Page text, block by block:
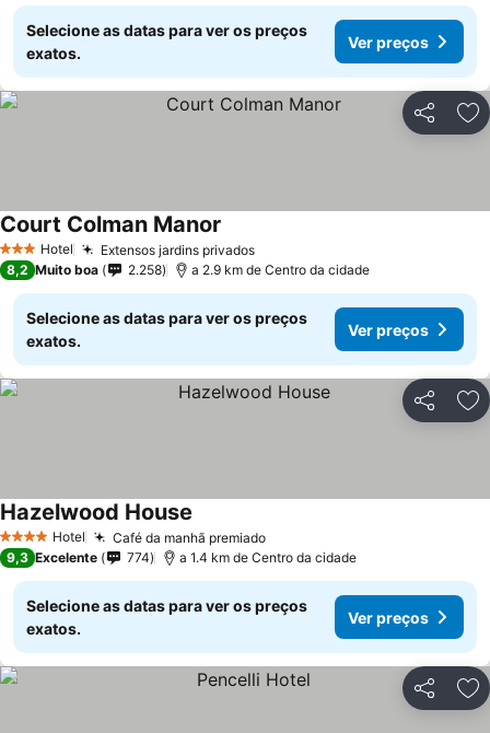
Selecione as datas para ver os preços
exatos.
Ver preços
Partilhar
3 EstrelasHotel Extensos jardins privadosVer preços
Court Colman Manor
8,2 Muito boa 2.258 a 2.9 km de Centro da cidade
Selecione as datas para ver os preços
exatos.
Ver preços
Partilhar
4 EstrelasHotel Café da manhã premiadoVer preços
Hazelwood House
9,3 Excelente 774 a 1.4 km de Centro da cidade
Selecione as datas para ver os preços
exatos.
Ver preços
Partilhar